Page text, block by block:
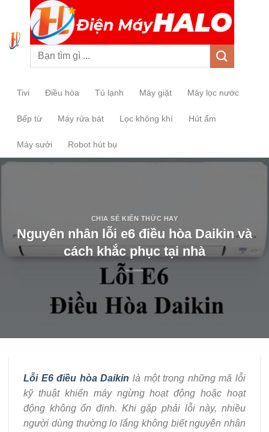
Tivi Điều hòa Tủ lạnh Máy giặt Máy lọc nước
Bếp từ Máy rửa bát Lọc không khí Hút ẩm
Máy sưởi Robot hút bụ
CHIA SẺ KIẾN THỨC HAY
Nguyên nhân lỗi e6 điều hòa Daikin và
cách khắc phục tại nhà
Lỗi E6 điều hòa Daikin là một trong những mã lỗi
kỹ thuật khiến máy ngừng hoạt động hoặc hoạt
động không ổn định. Khi gặp phải lỗi này, nhiều
người dùng thường lo lắng không biết nguyên nhân